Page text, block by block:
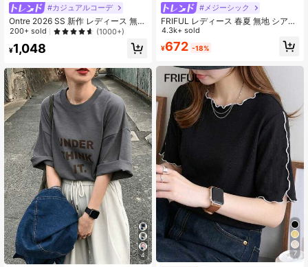
#カジュアルコーデ
Ontre 2026 SS 新作 レディース 無地
アシンメトリーショルダー 半袖トッ
ブラック ルーズ カジュアル 半袖Tシ
ジネスカジュアル バケーション ビー
チ バースデーパーティー、教師、ベ
ーシック トップス 入学準備 アシン
メトリーショルダー トップス
200+ sold (1000+)
¥1,048
4
#メジーシック
FRIFUL レディース 春夏 無地 シアー
メッシュ ルーズ カジュアル 万能 Tシ
ャツ
4.3k+ sold
¥672 -18%
7